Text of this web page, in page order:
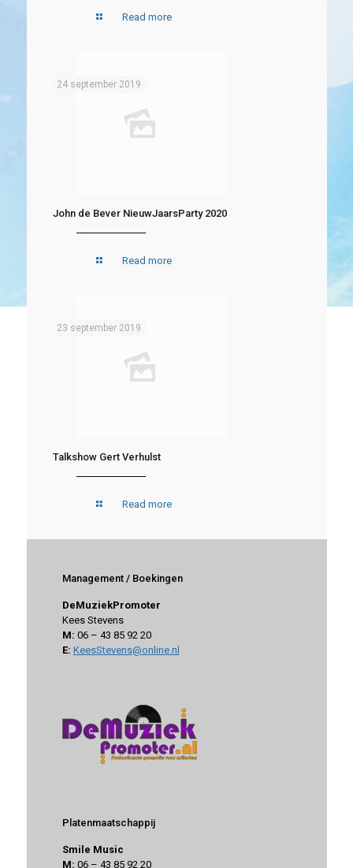
Read more
24 september 2019
John de Bever NieuwJaarsParty 2020
Read more
23 september 2019
Talkshow Gert Verhulst
Read more
Management / Boekingen
DeMuziekPromoter
Kees Stevens
M: 06 – 43 85 92 20
E: KeesStevens@online.nl
Platenmaatschappij
Smile Music
M: 06 – 43 85 92 20